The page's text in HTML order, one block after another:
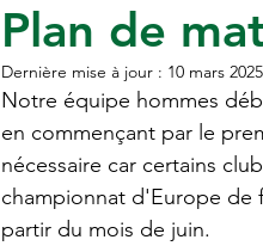
Plan de
Dernière mise à jour : 10 mars 2025
Notre équipe hommes
en commençant par le
nécessaire car certains
championnat d'Europe de
partir du mois de juin.